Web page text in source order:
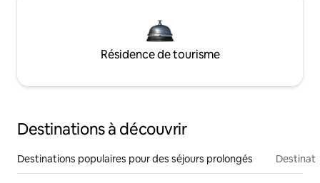
Résidence de tourisme
Destinations à découvrir
Destinations populaires pour des séjours prolongés